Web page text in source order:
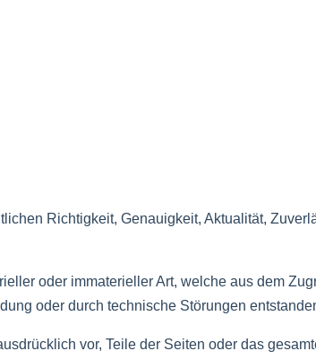
Richtigkeit, Genauigkeit, Aktualität,
oder immaterieller Art, welche aus dem
oder durch technische Störungen
vor, Teile der Seiten oder das